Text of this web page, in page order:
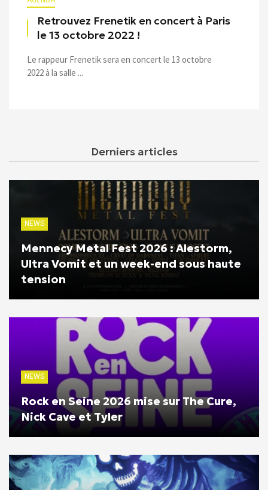
Retrouvez Frenetik en concert à Paris
le 13 octobre 2022 !
Le rappeur Frenetik sera en concert le 13 octobre
2022 à la salle ...
Derniers articles
NEWS
Mennecy Metal Fest 2026 : Alestorm,
Ultra Vomit et un week-end sous haute
tension
NEWS
Rock en Seine 2026 mise sur The Cure,
Nick Cave et Tyler